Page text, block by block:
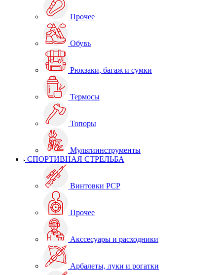
Прочее
Обувь
Рюкзаки, багаж и сумки
Термосы
Топоры
Мультиинструменты
СПОРТИВНАЯ СТРЕЛЬБА
Винтовки PCP
Прочее
Акссесуары и расходники
Арбалеты, луки и рогатки